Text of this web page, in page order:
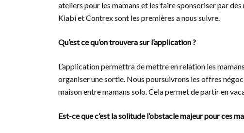
ateliers pour les mamans et les faire sponsoriser par des
Kiabi et Contrex sont les premières a nous suivre.
Qu’est ce qu’on trouvera sur l’application ?
L’application permettra de mettre en relation les
organiser une sortie. Nous poursuivrons les offres
maison entre mamans solo. Cela permet de partir en
Est-ce que c’est la solitude l’obstacle majeur pour ces